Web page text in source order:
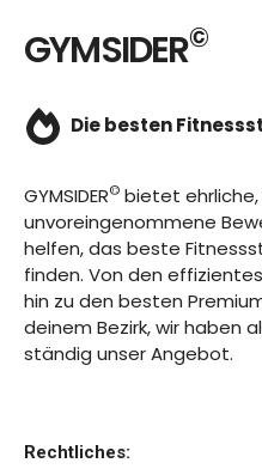
GYMSIDER©
Die besten
GYMSIDER© bietet
unvoreingenommene
helfen, das beste
finden. Von den
hin zu den besten
deinem Bezirk, wir haben
ständig unser Angebot.
Rechtliches: